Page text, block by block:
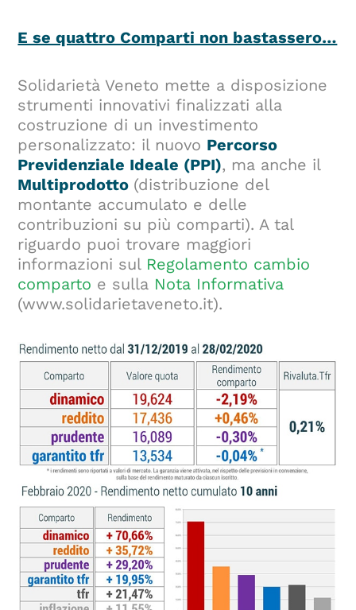
E se quattro Comparti non bastassero…
Solidarietà Veneto mette a disposizione
strumenti innovativi finalizzati alla
costruzione di un investimento
personalizzato: il nuovo Percorso
Previdenziale Ideale (PPI), ma anche il
Multiprodotto (distribuzione del
montante accumulato e delle
contribuzioni su più comparti). A tal
riguardo puoi trovare maggiori
informazioni sul Regolamento cambio
comparto e sulla Nota Informativa
(www.solidarietaveneto.it).